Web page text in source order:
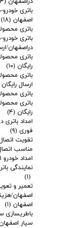
باتری
اصفهان (۱۸)
باتری
باتری
دراصفهان/
رایگان (۱۰)
ارسال رایگان
باتری
باتری
رایگان (۴)
امداد
فوری (۹)
تقویت
مناسب
امداد
نمایندگی
(۱)
تعمیر و
اصفهان/
اصفهان (۱)
باطریسازی
سیار